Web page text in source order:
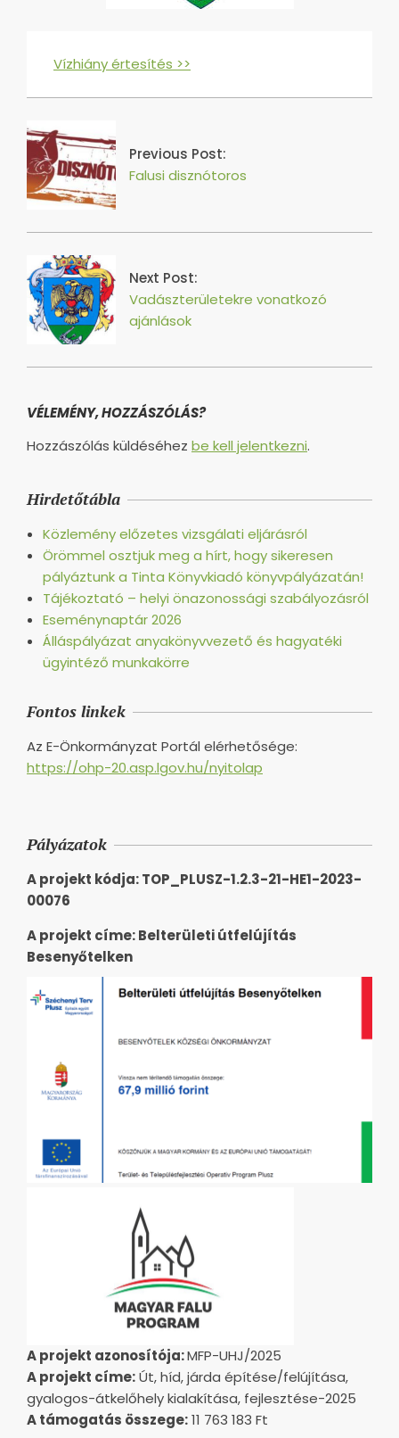
Vízhiány értesítés >>
2016-
03
Previous Post:
Falusi disznótoros
Next Post:
Vadászterületekre vonatkozó
ajánlások
VÉLEMÉNY, HOZZÁSZÓLÁS?
Hozzászólás küldéséhez be kell jelentkezni.
Hirdetőtábla
Közlemény előzetes vizsgálati eljárásról
Örömmel osztjuk meg a hírt, hogy sikeresen
pályáztunk a Tinta Könyvkiadó könyvpályázatán!
Tájékoztató – helyi önazonossági szabályozásról
Eseménynaptár 2026
Álláspályázat anyakönyvvezető és hagyatéki
ügyintéző munkakörre
Fontos linkek
Az E-Önkormányzat Portál elérhetősége:
https://ohp-20.asp.lgov.hu/nyitolap
Pályázatok
A projekt kódja: TOP_PLUSZ-1.2.3-21-HE1-2023-
00076
A projekt címe: Belterületi útfelújítás
Besenyőtelken
A projekt azonosítója:MFP-UHJ/2025
A projekt címe:Út, híd, járda építése/felújítása,
gyalogos-átkelőhely kialakítása, fejlesztése-2025
A támogatás összege:11 763 183 Ft